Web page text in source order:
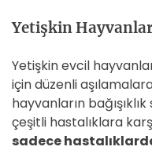
Yetişkin
Yetişkin evcil
için düzenli
hayvanların
çeşitli hastalıklara
sadece